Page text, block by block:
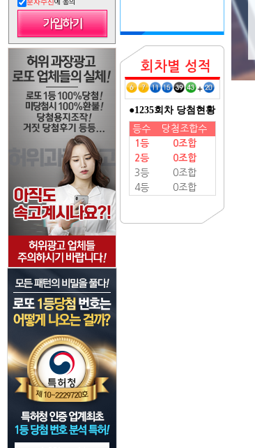
문자수신에 동의
회차별 성적
+
●1235회차 당첨현황
등수
당첨조합수
1등
0조합
2등
0조합
3등
0조합
4등
0조합